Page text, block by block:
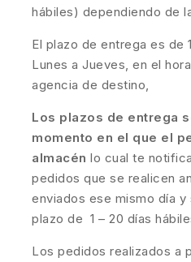
hábiles) dependiendo de
El plazo de entrega es de
Lunes a Jueves, en el
agencia de destino,
Los plazos de entrega
momento en el que el
almacén lo cual te
pedidos que se realicen
enviados ese mismo día y
plazo de 1 – 20 días
Los pedidos realizados a